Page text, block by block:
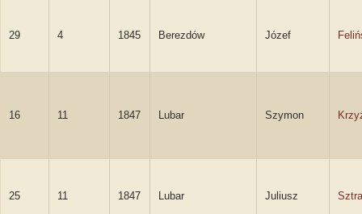
29 4 1845 Berezdów Józef
16 11 1847 Lubar Szymon
25 11 1847 Lubar Juliusz